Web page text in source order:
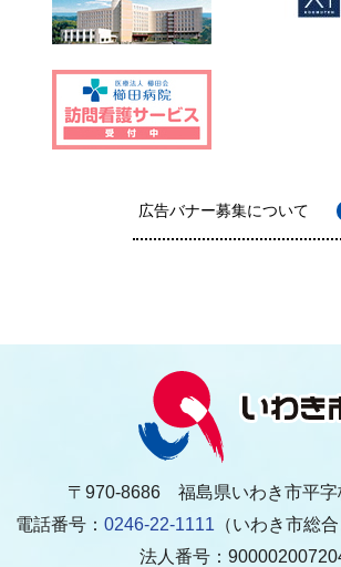
広告バナー募集について
〒970-8686 福島県いわき市平字
電話番号： 0246-22-1111 （いわき市総
法人番号：